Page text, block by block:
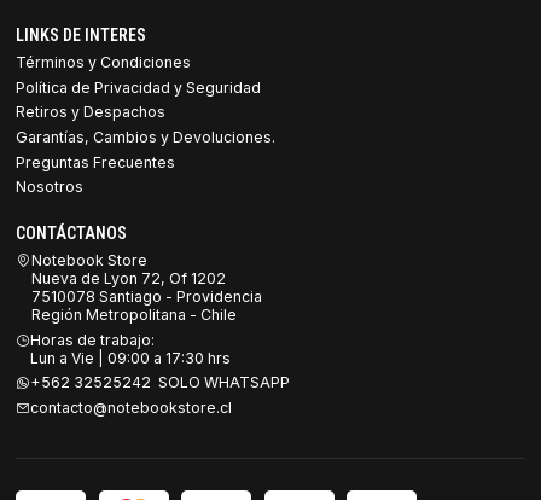
LINKS DE INTERES
Términos y Condiciones
Política de Privacidad y Seguridad
Retiros y Despachos
Garantías, Cambios y Devoluciones.
Preguntas Frecuentes
Nosotros
CONTÁCTANOS
Notebook Store
Nueva de Lyon 72, Of 1202
7510078 Santiago - Providencia
Región Metropolitana - Chile
Horas de trabajo:
Lun a Vie | 09:00 a 17:30 hrs
+562 32525242 SOLO WHATSAPP
contacto@notebookstore.cl